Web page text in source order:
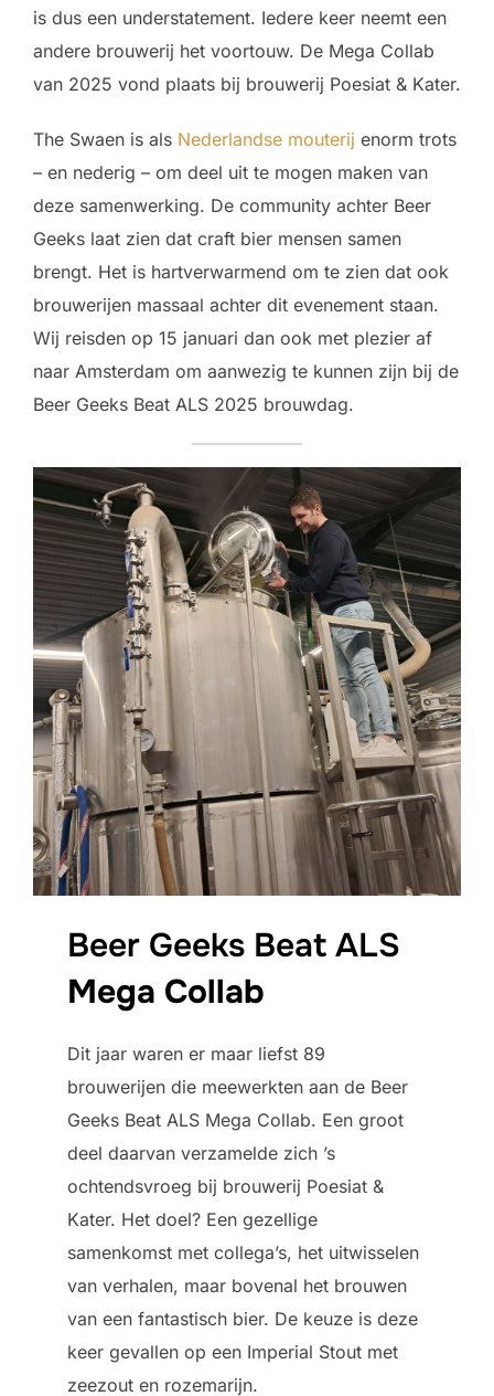
is dus een understatement. Iedere keer neemt een
andere brouwerij het voortouw. De Mega Collab
van 2025 vond plaats bij brouwerij Poesiat & Kater.
The Swaen is als Nederlandse mouterij enorm trots
– en nederig – om deel uit te mogen maken van
deze samenwerking. De community achter Beer
Geeks laat zien dat craft bier mensen samen
brengt. Het is hartverwarmend om te zien dat ook
brouwerijen massaal achter dit evenement staan.
Wij reisden op 15 januari dan ook met plezier af
naar Amsterdam om aanwezig te kunnen zijn bij de
Beer Geeks Beat ALS 2025 brouwdag.
Beer Geeks Beat ALS
Mega Collab
Dit jaar waren er maar liefst 89
brouwerijen die meewerkten aan de Beer
Geeks Beat ALS Mega Collab. Een groot
deel daarvan verzamelde zich ’s
ochtendsvroeg bij brouwerij Poesiat &
Kater. Het doel? Een gezellige
samenkomst met collega’s, het uitwisselen
van verhalen, maar bovenal het brouwen
van een fantastisch bier. De keuze is deze
keer gevallen op een Imperial Stout met
zeezout en rozemarijn.